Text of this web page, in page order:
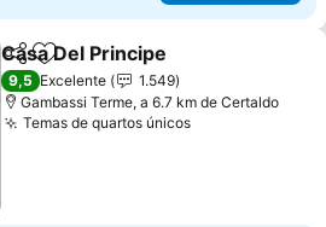
PartilharAdicionar aos favoritos
Casa Del Principe
9,5 Excelente
1.549
Gambassi Terme, a 6.7 km de Certaldo
Temas de quartos únicosVer preços